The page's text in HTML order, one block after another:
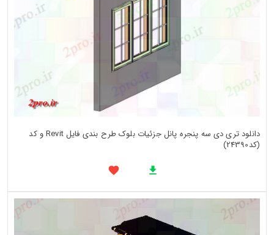
دانلود تری دی سه پنجره پانل جزئیات بلوک طرح بندی فایل Revit و کد
(کد24390)